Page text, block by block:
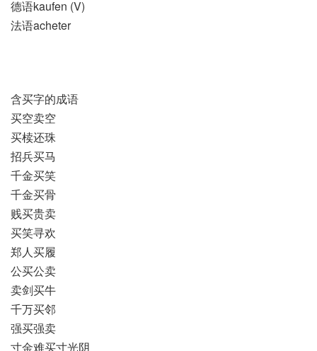
德语kaufen (V)
法语acheter
含买字的成语
买空卖空
买椟还珠
招兵买马
千金买笑
千金买骨
贱买贵卖
买笑寻欢
郑人买履
公买公卖
卖剑买牛
千万买邻
强买强卖
寸金难买寸光阴